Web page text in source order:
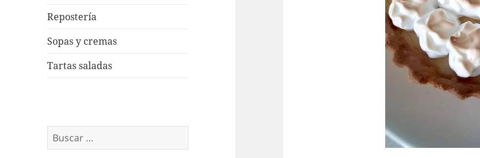
Repostería
Sopas y cremas
Tartas saladas
Buscar: